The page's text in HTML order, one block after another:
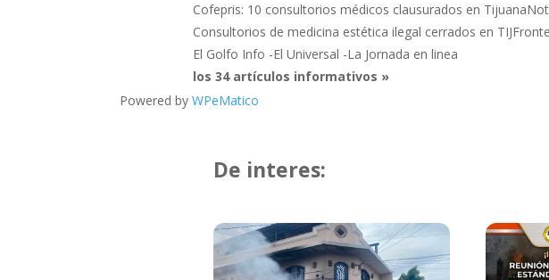
Cofepris: 10 consultorios médicos clausurados en
Consultorios de medicina estética ilegal cerrados en
El Golfo Info -El Universal -La Jornada en linea
los 34 artículos informativos »
Powered byWPeMatico
De interes: